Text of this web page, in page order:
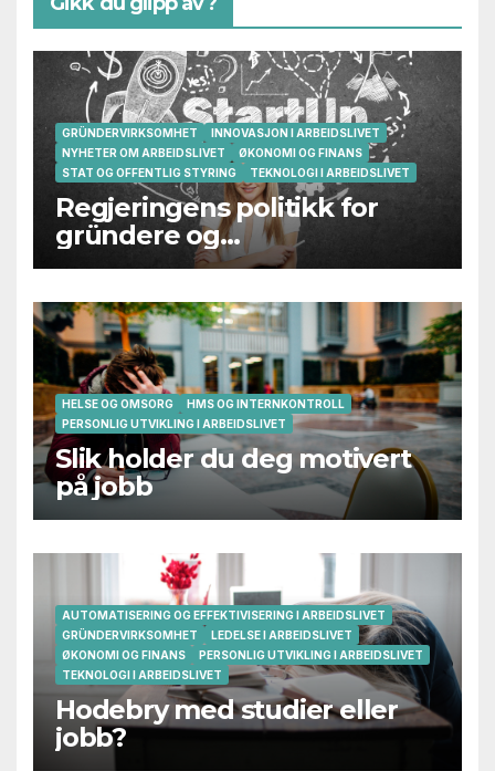
GRÜNDERVIRKSOMHET
INNOVASJON I ARBEIDSLIVET
NYHETER OM ARBEIDSLIVET
ØKONOMI OG FINANS
STAT OG OFFENTLIG STYRING
TEKNOLOGI I ARBEIDSLIVET
Regjeringens politikk for
gründere og
oppstartsbedrifter svikter
HELSE OG OMSORG
HMS OG INTERNKONTROLL
PERSONLIG UTVIKLING I ARBEIDSLIVET
Slik holder du deg motivert
på jobb
AUTOMATISERING OG EFFEKTIVISERING I ARBEIDSLIVET
GRÜNDERVIRKSOMHET
LEDELSE I ARBEIDSLIVET
ØKONOMI OG FINANS
PERSONLIG UTVIKLING I ARBEIDSLIVET
TEKNOLOGI I ARBEIDSLIVET
Hodebry med studier eller
jobb?